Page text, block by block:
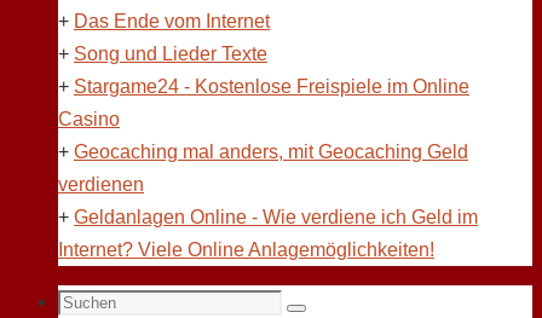
+ Das Ende vom Internet
+ Song und Lieder Texte
+ Stargame24 - Kostenlose Freispiele im Online
Casino
+ Geocaching mal anders, mit Geocaching Geld
verdienen
+ Geldanlagen Online - Wie verdiene ich Geld im
Internet? Viele Online Anlagemöglichkeiten!
Suchen